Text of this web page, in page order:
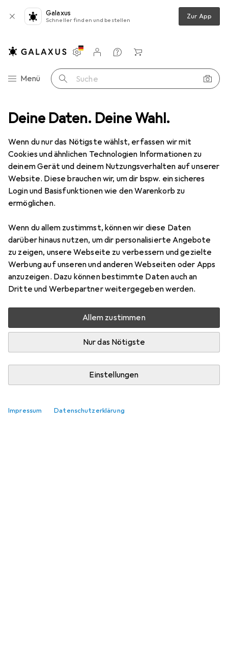
Deine Daten. Deine Wahl.
Wenn du nur das Nötigste wählst, erfassen wir mit
Cookies und ähnlichen Technologien Informationen zu
deinem Gerät und deinem Nutzungsverhalten auf unserer
Website. Diese brauchen wir, um dir bspw. ein sicheres
Login und Basisfunktionen wie den Warenkorb zu
ermöglichen.
Wenn du allem zustimmst, können wir diese Daten
darüber hinaus nutzen, um dir personalisierte Angebote
zu zeigen, unsere Webseite zu verbessern und gezielte
Werbung auf unseren und anderen Webseiten oder Apps
anzuzeigen. Dazu können bestimmte Daten auch an
Dritte und Werbepartner weitergegeben werden.
Allem zustimmen
Nur das Nötigste
Einstellungen
Impressum Datenschutzerklärung
Galaxus
Schneller finden und bestellen Zur App
Navigation nach Kategorien
Menü Suche
Einstellungen
Kundenkonto
Vergleichslisten
Merklisten
Warenkorb
Produktbewertungen hält was es soll für ca 2 Jahre
EUR
11,42 bei 2 Stück
HamaUniversal-Smartphone-
Halterung
Bewertung für Hama Universal-
Smartphone-Halterung
Tharany0
vor 2 Jahren
hat dieses Produkt gekauft
hält was es soll für ca 2 Jahre
leider kaputtgegangen
Kommentieren